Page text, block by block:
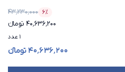
۶٪
درصد تخفیف
۴۳٬۲۳۰٬۰۰۰
۴۰٬۶۳۶٬۲۰۰ تومانء
۱ عدد
۴۰٬۶۳۶٬۲۰۰ تومانء